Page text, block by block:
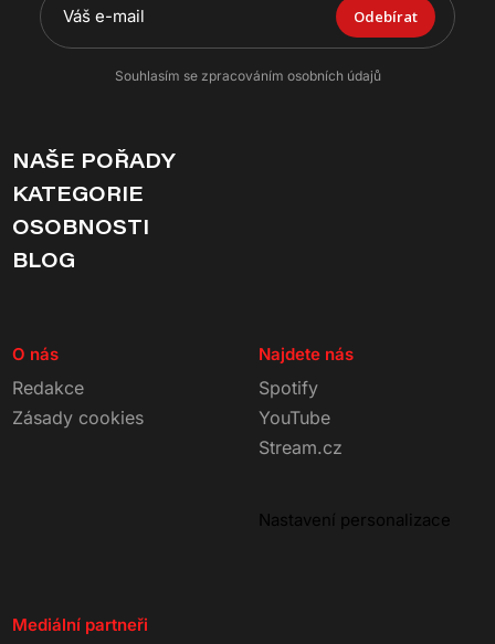
Odebírat
Souhlasím se zpracováním osobních údajů
NAŠE POŘADY
KATEGORIE
OSOBNOSTI
BLOG
O nás
Redakce
Zásady cookies
Najdete nás
Spotify
YouTube
Stream.cz
Nastavení personalizace
Mediální partneři